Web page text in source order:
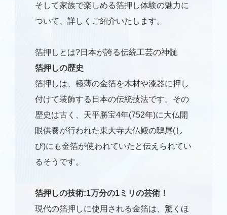
そして家族で楽しめる箔押し体験の魅力に
ついて、詳しくご紹介いたします。
箔押しとは?日本が誇る伝統工芸の神髄
箔押しの歴史
箔押しは、極薄の金箔を木材や漆器に押し
付けて装飾する日本の伝統技法です。その
歴史は古く、天平勝宝4年(752年)に大仏開
眼供養が行われた東大寺大仏殿の鴟尾(し
び)にも金箔が使われていたと伝えられてい
るそうです。
箔押しの技術:1万分の1ミリの芸術！
現代の箔押しに使用される金箔は、驚くほ